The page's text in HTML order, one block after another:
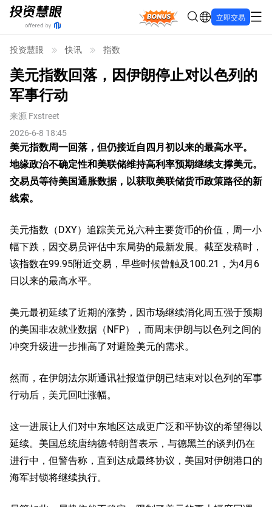
Bonus 立即交易
投资慧眼 快讯 指数
美元指数回落，因伊朗停止对以色列的
军事行动
来源 Fxstreet
2026-6-8 18:45
美元指数周一回落，但仍接近自四月初以来的最高水平。
地缘政治不确定性和美联储维持高利率预期继续支撑美元。
交易员等待美国通胀数据，以获取美联储货币政策路径的新
线索。
美元指数（DXY）追踪美元兑六种主要货币的价值，周一小
幅下跌，因交易员评估中东局势的最新发展。截至发稿时，
该指数在99.95附近交易，早些时候曾触及100.21，为4月6
日以来的最高水平。
美元最初延续了近期的涨势，因市场继续消化周五强于预期
的美国非农就业数据（NFP），而周末伊朗与以色列之间的
冲突升级进一步推高了对避险美元的需求。
然而，在伊朗法尔斯通讯社报道伊朗已结束对以色列的军事
行动后，美元回吐涨幅。
这一进展让人们对中东地区达成更广泛和平协议的希望得以
延续。美国总统唐纳德·特朗普表示，与德黑兰的谈判仍在
进行中，但警告称，直到达成最终协议，美国对伊朗港口的
海军封锁将继续执行。